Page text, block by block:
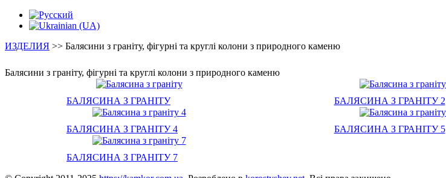
ИЗДЕЛИЯ >> Балясини з граніту, фігурні та круглі колони з природного каменю
Балясини з граніту, фігурні та круглі колони з природного каменю
БАЛЯСИНА З ГРАНІТУ БАЛЯСИНА З ГРАНІТУ 2
БАЛЯСИНА З ГРАНІТУ 4 БАЛЯСИНА З ГРАНІТУ 5
БАЛЯСИНА З ГРАНІТУ 7